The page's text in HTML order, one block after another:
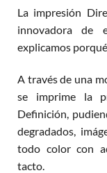
La impresión
innovadora de
explicamos
A través de una
se imprime la
Definición,
degradados,
todo color con
tacto.